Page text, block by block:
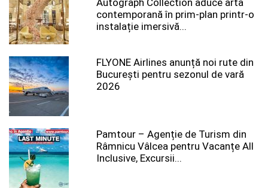
Autograph Collection aduce arta
contemporană în prim-plan printr-o
instalație imersivă...
FLYONE Airlines anunță noi rute din
București pentru sezonul de vară
2026
Pamtour – Agenție de Turism din
Râmnicu Vâlcea pentru Vacanțe All
Inclusive, Excursii...